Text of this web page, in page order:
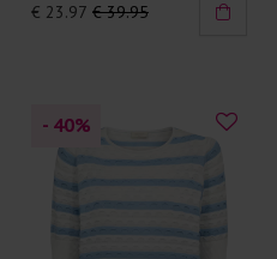
€ 23.97 € 39.95
- 40%